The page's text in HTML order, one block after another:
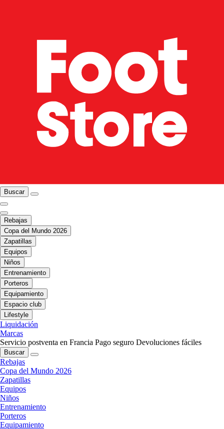
Buscar
Rebajas
Copa del Mundo 2026
Zapatillas
Equipos
Niños
Entrenamiento
Porteros
Equipamiento
Espacio club
Lifestyle
Liquidación
Marcas
Servicio postventa en Francia Pago seguro Devoluciones fáciles
Buscar
Rebajas
Copa del Mundo 2026
Zapatillas
Equipos
Niños
Entrenamiento
Porteros
Equipamiento